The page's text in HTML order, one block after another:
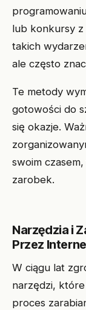
lub konkursy z
takich
ale często
Te metody
gotowości do
się okazje.
swoim
zarobek.
Narzędzia i
Przez
W ciągu lat
narzędzi, które
proces